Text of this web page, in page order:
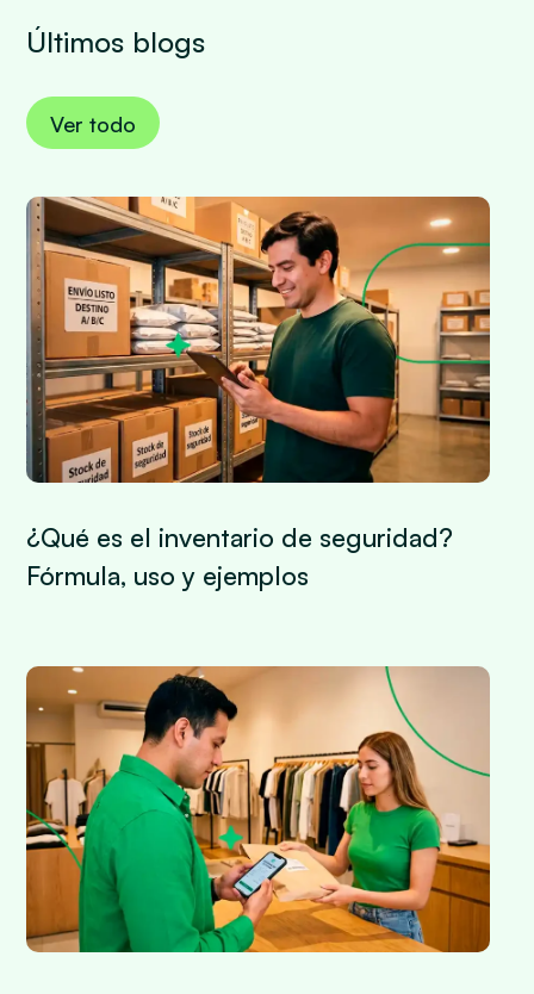
Últimos blogs
Ver todo
¿Qué es el inventario de seguridad?
Fórmula, uso y ejemplos